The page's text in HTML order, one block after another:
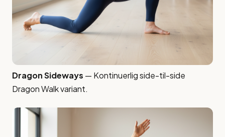
Dragon Sideways — Kontinuerlig side-til-side
Dragon Walk variant.